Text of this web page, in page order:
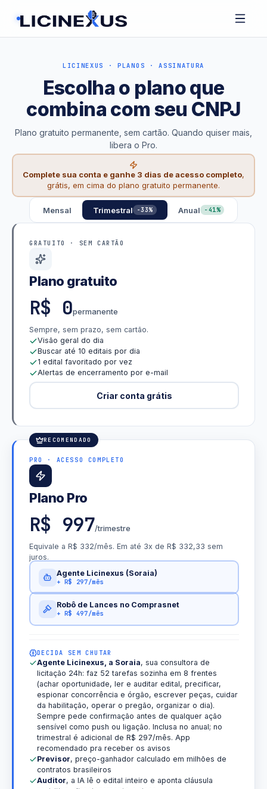
LICINEXUS · PLANOS · ASSINATURA
Escolha o plano que
combina com seu CNPJ
Plano gratuito permanente, sem cartão. Quando quiser mais,
libera o Pro.
Complete sua conta e ganhe 3 dias de acesso completo,
grátis, em cima do plano gratuito permanente.
Mensal Trimestral −33% Anual −41%
GRATUITO · SEM CARTÃO
Plano gratuito
R$ 0permanente
Sempre, sem prazo, sem cartão.
Visão geral do dia
Buscar até 10 editais por dia
1 edital favoritado por vez
Alertas de encerramento por e-mail
Criar conta grátis
RECOMENDADO
PRO · ACESSO COMPLETO
Plano Pro
R$ 997/trimestre
Equivale a R$ 332/mês. Em até 3x de R$ 332,33 sem
juros.
Agente Licinexus (Soraia)
+ R$ 297/mês
Robô de Lances no Comprasnet
+ R$ 497/mês
DECIDA SEM CHUTAR
Agente Licinexus, a Soraia, sua consultora de
licitação 24h: faz 52 tarefas sozinha em 8 frentes
(achar oportunidade, ler e auditar edital, precificar,
espionar concorrência e órgão, escrever peças, cuidar
da habilitação, operar o pregão, organizar o dia).
Sempre pede confirmação antes de qualquer ação
sensível como push ou ligação. Inclusa no anual; no
trimestral é adicional de R$ 297/mês. App
recomendado pra receber os avisos
Previsor, preço-ganhador calculado em milhões de
contratos brasileiros
Auditor, a IA lê o edital inteiro e aponta cláusula